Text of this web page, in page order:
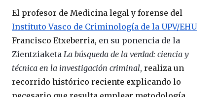
El profesor de Medicina legal y forense del
Instituto Vasco de Criminología de la UPV/EHU
Francisco Etxeberria, en su ponencia de la
Zientziaketa La búsqueda de la verdad: ciencia y
técnica en la investigación criminal, realiza un
recorrido histórico reciente explicando lo